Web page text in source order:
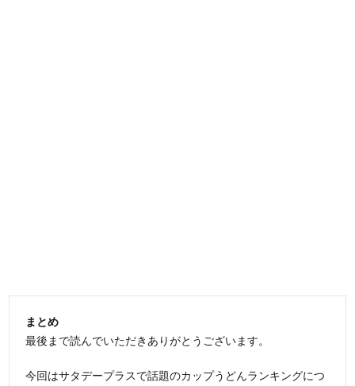
まとめ
最後まで読んでいただきありがとうございます。
今回はサタデープラスで話題のカップうどんランキングにつ